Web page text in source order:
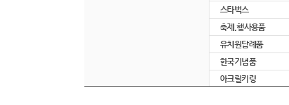
스타벅스
축제,행사용품
유치원답례품
한국기념품
아크릴키링